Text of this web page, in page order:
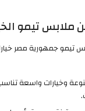
ملابس تيمو
تيمو جمهورية مصر
وخيارات واسعة